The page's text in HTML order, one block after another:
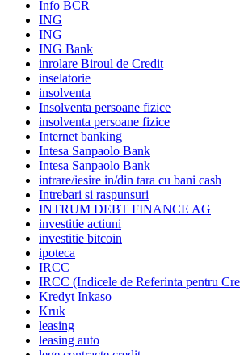
Info BCR
ING
ING
ING Bank
inrolare Biroul de Credit
inselatorie
insolventa
Insolventa persoane fizice
insolventa persoane fizice
Internet banking
Intesa Sanpaolo Bank
Intesa Sanpaolo Bank
intrare/iesire in/din tara cu bani cash
Intrebari si raspunsuri
INTRUM DEBT FINANCE AG
investitie actiuni
investitie bitcoin
ipoteca
IRCC
IRCC (Indicele de Referinta pentru
Kredyt Inkaso
Kruk
leasing
leasing auto